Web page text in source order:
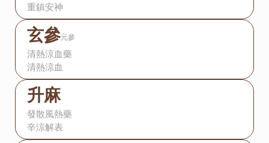
重鎮安神
玄參元參
清熱涼血藥
清熱涼血
升麻
發散風熱藥
辛涼解表